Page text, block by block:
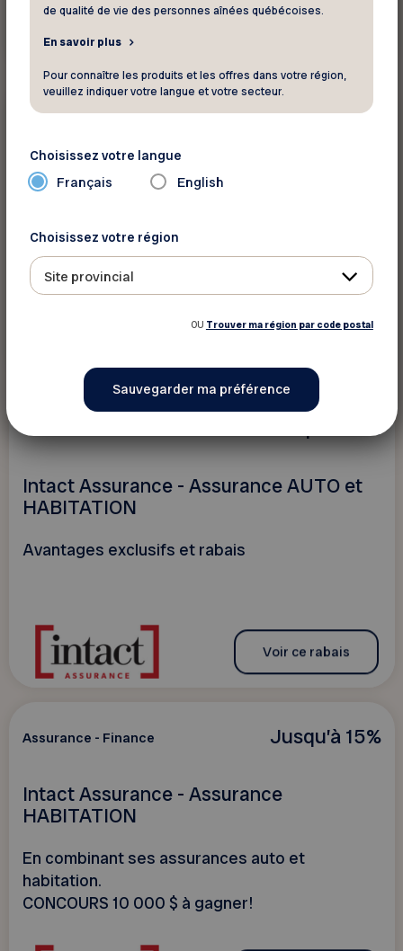
15 %
Intact Assurance - Assurance AUTO
Ma ConduiteMD
Jusqu'à 20%
Assurance - Finance
Intact Assurance - Assurance AUTO et
HABITATION
Avantages exclusifs et rabais
Voir ce rabais
Jusqu’à 15%
Assurance - Finance
Intact Assurance - Assurance
HABITATION
En combinant ses assurances auto et
habitation.
CONCOURS 10 000 $ à gagner!
de qualité de vie des personnes aînées québécoises.
En savoir plus
Pour connaître les produits et les offres dans votre région,
veuillez indiquer votre langue et votre secteur.
Choisissez votre langue
Français English
Choisissez votre région
Site provincial
OU Trouver ma région par code postal